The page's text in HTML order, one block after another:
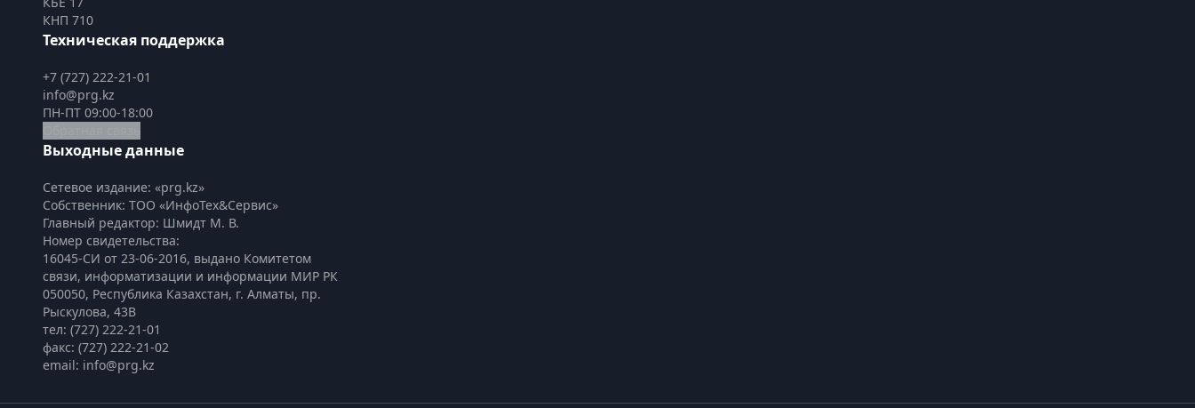
КНП 710
Техническая поддержка
+7 (727) 222-21-01
info@prg.kz
ПН-ПТ 09:00-18:00
Выходные данные
Сетевое издание: «prg.kz»
Собственник: ТОО «ИнфоТех&Сервис»
Главный редактор: Шмидт М. В.
Номер свидетельства:
16045-СИ от 23-06-2016, выдано Комитетом
связи, информатизации и информации МИР РК
050050, Республика Казахстан, г. Алматы, пр.
Рыскулова, 43В
тел: (727) 222-21-01
факс: (727) 222-21-02
email: info@prg.kz